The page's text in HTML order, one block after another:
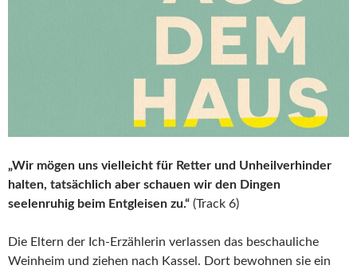
„Wir mögen uns vielleicht für Retter und Unheilverhinder
halten, tatsächlich aber schauen wir den Dingen
seelenruhig beim Entgleisen zu.“ (Track 6)
Die Eltern der Ich-Erzählerin verlassen das beschauliche
Weinheim und ziehen nach Kassel. Dort bewohnen sie ein